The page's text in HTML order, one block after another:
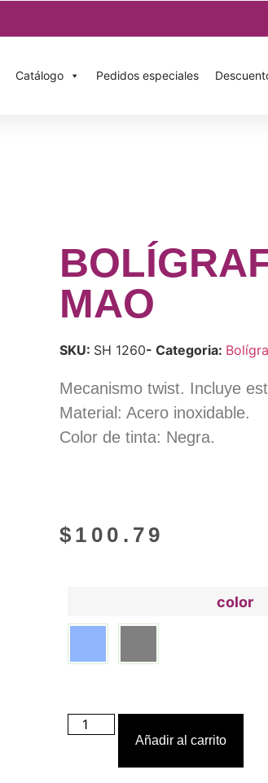
Catálogo Pedidos especiales
MAO
SKU: SH 1260- Categoria:
Mecanismo twist. Incluye
Material: Acero inoxidable.
Color de tinta: Negra.
$ 100.79
color
Añadir al carrito